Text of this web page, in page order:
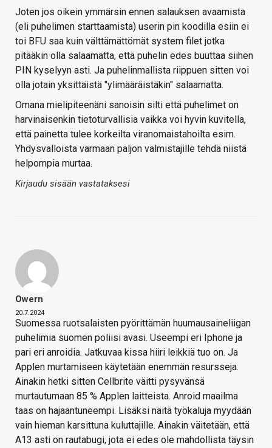
Joten jos oikein ymmärsin ennen salauksen avaamista
(eli puhelimen starttaamista) userin pin koodilla esiin ei
toi BFU saa kuin välttämättömät system filet jotka
pitääkin olla salaamatta, että puhelin edes buuttaa siihen
PIN kyselyyn asti. Ja puhelinmallista riippuen sitten voi
olla jotain yksittäistä "ylimääräistäkin" salaamatta.
Omana mielipiteenäni sanoisin silti että puhelimet on
harvinaisenkin tietoturvallisia vaikka voi hyvin kuvitella,
että painetta tulee korkeilta viranomaistahoilta esim.
Yhdysvalloista varmaan paljon valmistajille tehdä niistä
helpompia murtaa.
Kirjaudu sisään vastataksesi
Owern
20.7.2024
Suomessa ruotsalaisten pyörittämän huumausaineliigan
puhelimia suomen poliisi avasi. Useempi eri Iphone ja
pari eri anroidia. Jatkuvaa kissa hiiri leikkiä tuo on. Ja
Applen murtamiseen käytetään enemmän resursseja.
Ainakin hetki sitten Cellbrite väitti pysyvänsä
murtautumaan 85 % Applen laitteista. Anroid maailma
taas on hajaantuneempi. Lisäksi näitä työkaluja myydään
vain hieman karsittuna kuluttajille. Ainakin väitetään, että
A13 asti on rautabugi, jota ei edes ole mahdollista täysin